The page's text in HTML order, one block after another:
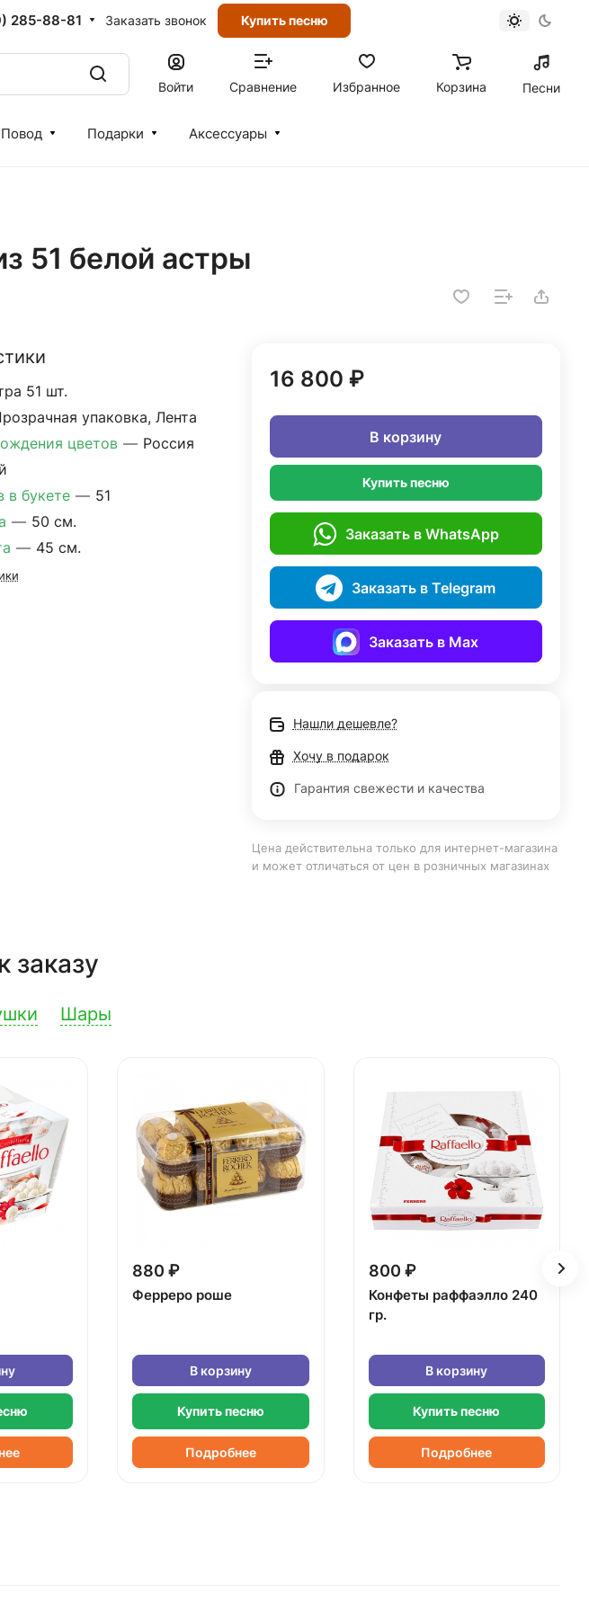
285-88-81 Заказать звонок Купить песню
Войти Сравнение Избранное Корзина Песни
Повод Подарки Аксессуары
51 белой астры
51 шт.
упаковка, Лента
цветов — Россия
в букете — 51
— 50 см.
— 45 см.
16 800 ₽
В корзину
Купить песню
Заказать в WhatsApp
Заказать в Telegram
Заказать в Max
Нашли дешевле?
Хочу в подарок
Гарантия свежести и качества
Цена действительна только для интернет-магазина
и может отличаться от цен в розничных магазинах
заказу
Шары
880 ₽
Ферреро роше
В корзину
Купить песню
Подробнее
800 ₽
Конфеты раффаэлло 240
гр.
В корзину
Купить песню
Подробнее